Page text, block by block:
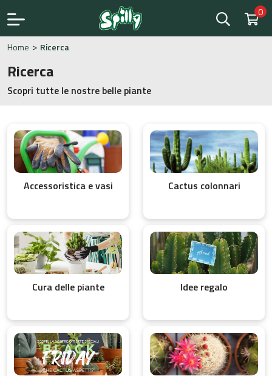
0
Home > Ricerca
Ricerca
Scopri tutte le nostre belle piante
Accessoristica e vasi Cactus colonnari
Cura delle piante Idee regalo